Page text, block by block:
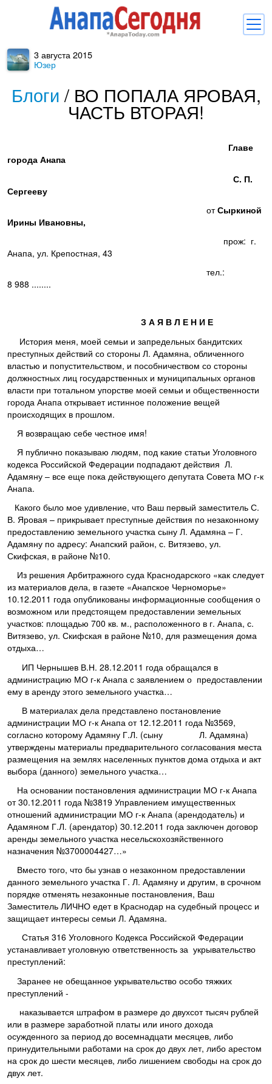
Комментарии
3 августа 2015
Юзер
Блоги / ВО ПОПАЛА ЯРОВАЯ,
ЧАСТЬ ВТОРАЯ!
Главе
города Анапа
С. П.
Сергееву
отСыркиной
Ирины Ивановны,
прож: г.
Анапа, ул. Крепостная, 43
тел.:
8 988 ........
З А Я В Л Е Н И Е
История меня, моей семьи и запредельных бандитских
преступных действий со стороны Л. Адамяна, обличенного
властью и попустительством, и пособничеством со стороны
должностных лиц государственных и муниципальных органов
власти при тотальном упорстве моей семьи и общественности
города Анапа открывает истинное положение вещей
происходящих в прошлом.
Я возвращаю себе честное имя!
Я публично показываю людям, под какие статьи Уголовного
кодекса Российской Федерации подпадают действия Л.
Адамяну – все еще пока действующего депутата Совета МО г-к
Анапа.
Какого было мое удивление, что Ваш первый заместитель С.
В. Яровая – прикрывает преступные действия по незаконному
предоставлению земельного участка сыну Л. Адамяна – Г.
Адамяну по адресу: Анапский район, с. Витязево, ул.
Скифская, в районе №10.
Из решения Арбитражного суда Краснодарского «как следует
из материалов дела, в газете «Анапское Черноморье»
10.12.2011 года опубликованы информационные сообщения о
возможном или предстоящем предоставлении земельных
участков: площадью 700 кв. м., расположенного в г. Анапа, с.
Витязево, ул. Скифская в районе №10, для размещения дома
отдыха…
ИП Чернышев В.Н. 28.12.2011 года обращался в
администрацию МО г-к Анапа с заявлением о предоставлении
ему в аренду этого земельного участка…
В материалах дела представлено постановление
администрации МО г-к Анапа от 12.12.2011 года №3569,
согласно которому Адамяну Г.Л. (сыну Л. Адамяна)
утверждены материалы предварительного согласования места
размещения на землях населенных пунктов дома отдыха и акт
выбора (данного) земельного участка…
На основании постановления администрации МО г-к Анапа
от 30.12.2011 года №3819 Управлением имущественных
отношений администрации МО г-к Анапа (арендодатель) и
Адамяном Г.Л. (арендатор) 30.12.2011 года заключен договор
аренды земельного участка несельскохозяйственного
назначения №3700004427…»
Вместо того, что бы узнав о незаконном предоставлении
данного земельного участка Г. Л. Адамяну и другим, в срочном
порядке отменять незаконные постановления, Ваш
Заместитель ЛИЧНО едет в Краснодар на судебный процесс и
защищает интересы семьи Л. Адамяна.
Статья 316 Уголовного Кодекса Российской Федерации
устанавливает уголовную ответственность за укрывательство
преступлений:
Заранее не обещанное укрывательство особо тяжких
преступлений -
наказывается штрафом в размере до двухсот тысяч рублей
или в размере заработной платы или иного дохода
осужденного за период до восемнадцати месяцев, либо
принудительными работами на срок до двух лет, либо арестом
на срок до шести месяцев, либо лишением свободы на срок до
двух лет.